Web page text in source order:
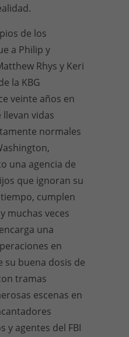
de los
a Philip y
Rhys y Keri
la KBG
veinte años en
vidas
normales
una agencia de
que ignoran su
cumplen
muchas veces
una
en
su buena dosis de
tramas
escenas en
y agentes del FBI